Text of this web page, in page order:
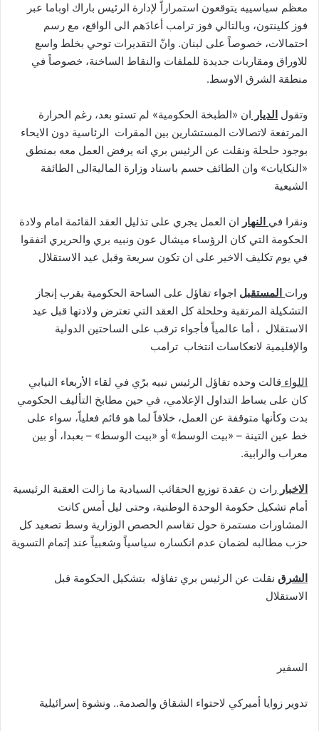
معظم سياسييه يتوقعون استمراراً لإدارة الرئيس باراك اوباما عبر
فوز كلينتون، وبالتالي فوز ترامب أعادَهم الى الواقع، مع رسم
احتمالات، خصوصاً على لبنان. وانّ التقديرات توحي بخلط واسع
للاوراق ومقاربات جديدة للملفات والنقاط الساخنة، خصوصاً في
منطقة الشرق الاوسط.
وتقول الديار ان «الطبخة الحكومية» لم تستو بعد، رغم الحرارة
المرتفعة لاتصالات المستشارين بين المقرات الرئاسية دون الايحاء
بوجود حلحلة ونقلت عن الرئيس بري انه يرفض العمل معه بمنطق
«النكايات» وان الطائف حسم باسناد وزارة الماليةالى الطائفة
الشيعية
ونقرا في النهار ان العمل يجري على تذليل العقد القائمة امام ولادة
الحكومة التي كان الرؤساء ميشال عون ونبيه بري والحريري اتفقوا
في يوم تكليف الاخير على ان تكون سريعة وقبل عيد الاستقلال
ورات المستقبل اجواء تفاؤل على الساحة الحكومية بقرب إنجاز
التشكيلة المرتقبة وحلحلة كل العقد التي تعترض ولادتها قبل عيد
الاستقلال ، أما عالمياً فأجواء ترقب على الساحتين الدولية
والإقليمية لانعكاسات انتخاب ترامب
اللواء قالت وحده تفاؤل الرئيس نبيه برّي في لقاء الأربعاء النيابي
كان على بساط التداول الإعلامي، في حين مطابخ التأليف الحكومي
بدت وكأنها متوقفة عن العمل، خلافاً لما هو قائم فعلياً، سواء على
خط عين التينة – «بيت الوسط» أو «بيت الوسط» – بعبدا، أو بين
معراب والرابية.
الاخبار رات ن عقدة توزيع الحقائب السيادية ما زالت العقبة الرئيسية
أمام تشكيل حكومة الوحدة الوطنية، وحتى ليل أمس كانت
المشاورات مستمرة حول تقاسم الحصص الوزارية وسط تصعيد كل
حزب مطالبه لضمان عدم انكساره سياسياً وشعبياً عند إتمام التسوية
الشرق نقلت عن الرئيس بري تفاؤله بتشكيل الحكومة قبل
الاستقلال
السفير
تدوير زوايا أميركي لاحتواء الشقاق والصدمة.. ونشوة إسرائيلية